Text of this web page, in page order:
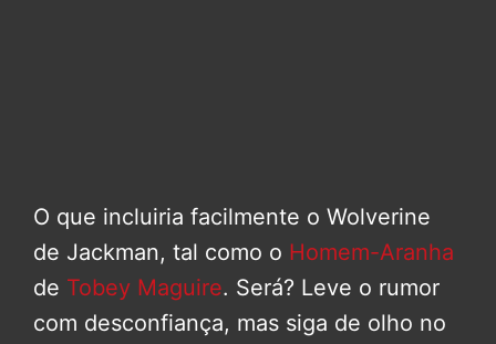
O que incluiria facilmente o Wolverine
de Jackman, tal como o Homem-Aranha
de Tobey Maguire. Será? Leve o rumor
com desconfiança, mas siga de olho no